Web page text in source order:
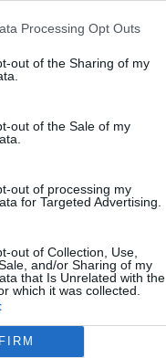
Processing Opt Outs
out of the Sharing of my
out of the Sale of my
out of processing my
for Targeted Advertising.
out of Collection, Use,
and/or Sharing of my
that Is Unrelated with the
which it was collected.